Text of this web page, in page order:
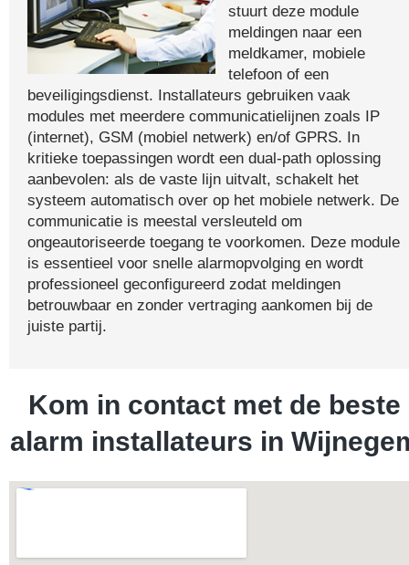
stuurt deze module
meldingen naar een
meldkamer, mobiele
telefoon of een
beveiligingsdienst. Installateurs gebruiken vaak
modules met meerdere communicatielijnen zoals IP
(internet), GSM (mobiel netwerk) en/of GPRS. In
kritieke toepassingen wordt een dual-path oplossing
aanbevolen: als de vaste lijn uitvalt, schakelt het
systeem automatisch over op het mobiele netwerk. De
communicatie is meestal versleuteld om
ongeautoriseerde toegang te voorkomen. Deze module
is essentieel voor snelle alarmopvolging en wordt
professioneel geconfigureerd zodat meldingen
betrouwbaar en zonder vertraging aankomen bij de
juiste partij.
Kom in contact met de beste
alarm installateurs in